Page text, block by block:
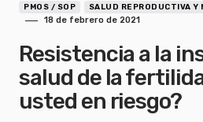
PMOS / SOP SALUD REPRODUCTIVA Y
18 de febrero de 2021
Resistencia a la
salud de la
usted en riesgo?